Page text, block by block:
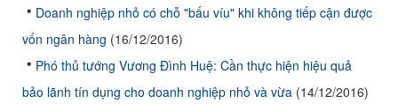
Doanh nghiệp nhỏ có chỗ "bấu víu" khi không tiếp cận được
vốn ngân hàng (16/12/2016)
Phó thủ tướng Vương Đình Huệ: Cần thực hiện hiệu quả
bảo lãnh tín dụng cho doanh nghiệp nhỏ và vừa (14/12/2016)